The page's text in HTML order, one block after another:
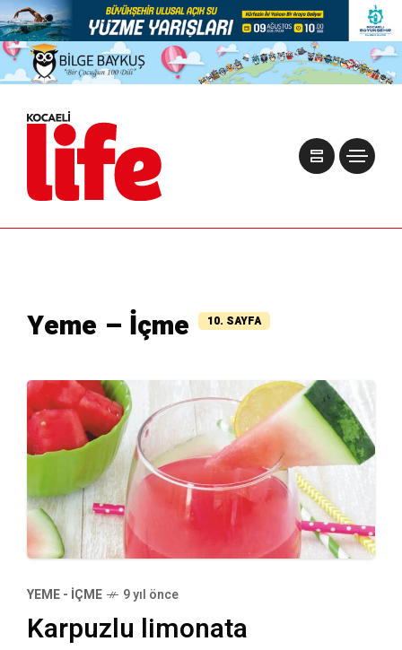
Yeme – İçme 10. SAYFA
YEME - İÇME 9 yıl önce
Karpuzlu limonata